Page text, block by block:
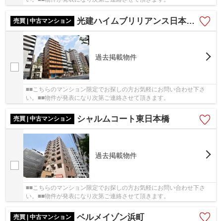
売買 | 中古マンション 光建ハイムブリリアンス日本橋浜町四番館
過去掲載物件
■■こちらのマンション限定でお探しの方お気軽にお問い合わせ下さ
い。■■物件が発表になり次第ご連絡させて頂きます。
売買 | 中古マンション シャルムコート東日本橋
過去掲載物件
■■こちらのマンション限定でお探しの方お気軽にお問い合わせ下さ
い。■■物件が発表になり次第ご連絡させて頂きます。
売買 | 中古マンション ベルメイゾン浜町